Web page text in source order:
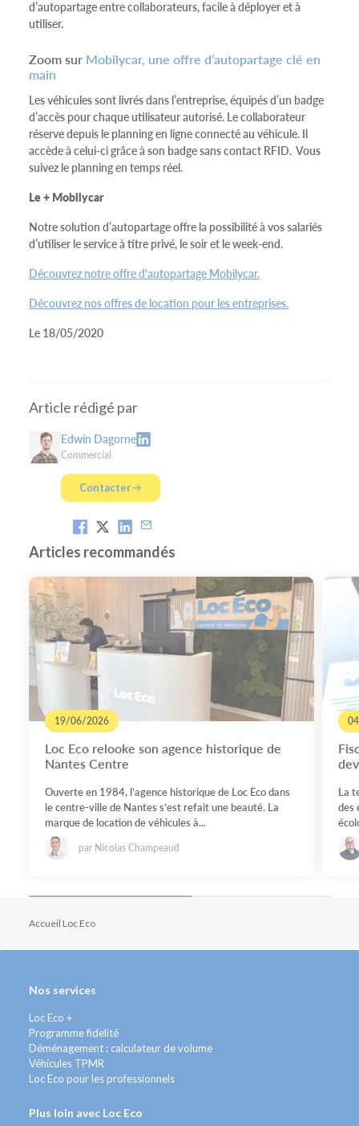
d’autopartage entre collaborateurs, facile à déployer et à
utiliser.
Zoom sur Mobilycar, une offre d’autopartage clé en
main
Les véhicules sont livrés dans l’entreprise, équipés d’un badge
d’accès pour chaque utilisateur autorisé. Le collaborateur
réserve depuis le planning en ligne connecté au véhicule. Il
accède à celui-ci grâce à son badge sans contact RFID. Vous
suivez le planning en temps réel.
Le + Mobilycar
Notre solution d’autopartage offre la possibilité à vos salariés
d’utiliser le service à titre privé, le soir et le week-end.
Découvrez notre offre d'autopartage Mobilycar.
Découvrez nos offres de location pour les entreprises.
Le 18/05/2020
Article rédigé par
Edwin Dagorne
Commercial
Contacter
Articles recommandés
19/06/2026
Loc Eco relooke son agence historique de
Nantes Centre
Ouverte en 1984, l’agence historique de Loc Eco dans
le centre-ville de Nantes s’est refait une beauté. La
marque de location de véhicules à...
par Nicolas Champeaud
La
des
Accueil Loc Eco
Nos services
Loc Eco +
Programme fidelité
Déménagement : calculateur de volume
Véhicules TPMR
Loc Eco pour les professionnels
Plus loin avec Loc Eco